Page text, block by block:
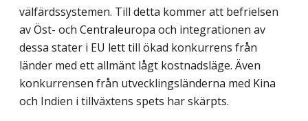
välfärdssystemen. Till detta kommer att befrielsen
av Öst- och Centraleuropa och integrationen av
dessa stater i EU lett till ökad konkurrens från
länder med ett allmänt lågt kostnadsläge. Även
konkurrensen från utvecklingsländerna med Kina
och Indien i tillväxtens spets har skärpts.